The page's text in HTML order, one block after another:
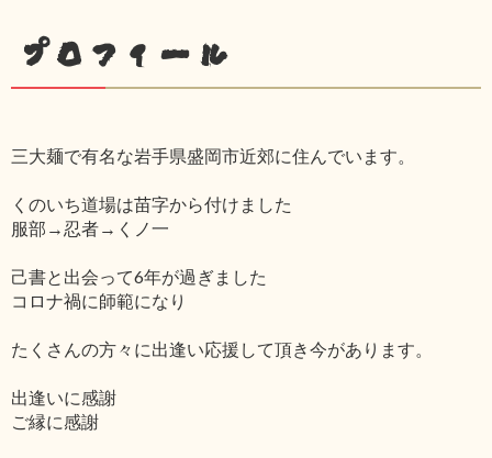
プロフィール
三大麺で有名な岩手県盛岡市近郊に住んでいます。
くのいち道場は苗字から付けました
服部→忍者→くノ一
己書と出会って6年が過ぎました
コロナ禍に師範になり
たくさんの方々に出逢い応援して頂き今があります。
出逢いに感謝
ご縁に感謝